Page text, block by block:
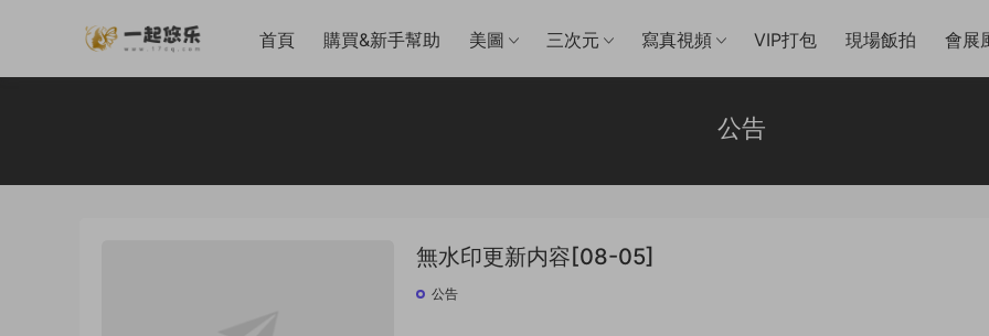
首頁 購買&新手幫助 美圖 三次元 寫真視頻 VIP打包 現場飯拍 會展
公告
無水印更新内容[08-05]
公告